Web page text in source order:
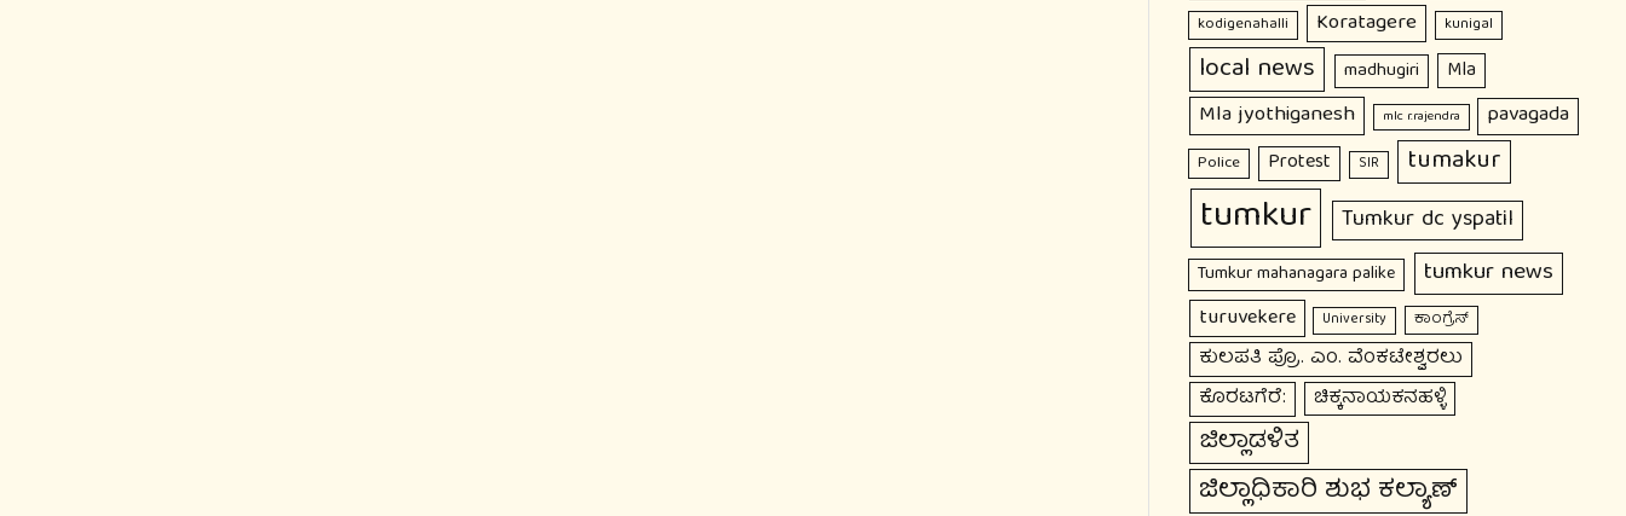
kodigenahalli Koratagere kunigal
local news madhugiri Mla
Mla jyothiganesh mlc r.rajendra pavagada
Police Protest SIR tumakur
tumkur Tumkur dc yspatil
Tumkur mahanagara palike tumkur news
turuvekere University ಕಾಂಗ್ರೆಸ್
ಕುಲಪತಿ ಪ್ರೊ. ಎಂ. ವೆಂಕಟೇಶ್ವರಲು
ಕೊರಟಗೆರೆ:
ಚಿಕ್ಕನಾಯಕನಹಳ್ಳಿ
ಜಿಲ್ಲಾಡಳಿತ
ಜಿಲ್ಲಾಧಿಕಾರಿ ಶುಭ ಕಲ್ಯಾಣ್